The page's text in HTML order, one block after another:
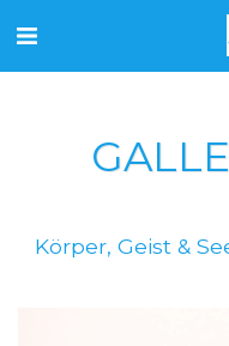
Körper, Geist &